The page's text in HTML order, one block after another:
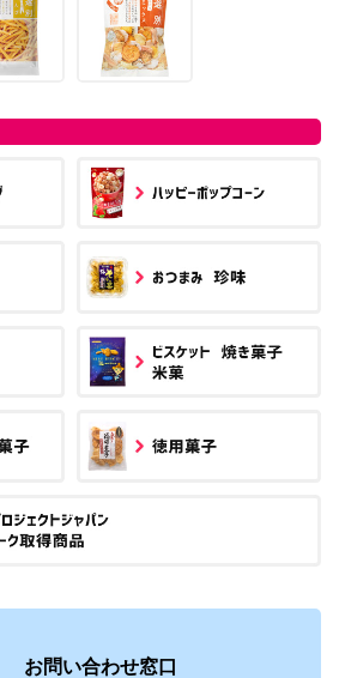
お問い合わせ窓口